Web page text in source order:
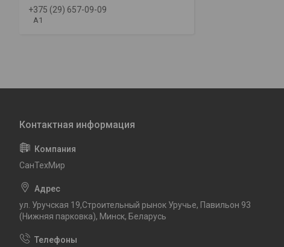
+375 (29) 657-09-09
А1
СанТехМир
ул. Уручская 19,Строительный рынок Уручье, Павильон 93
(Нижняя парковка), Минск, Беларусь